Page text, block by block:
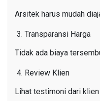
Arsitek harus mudah
Transparansi Harga
Tidak ada biaya
Review Klien
Lihat testimoni dari